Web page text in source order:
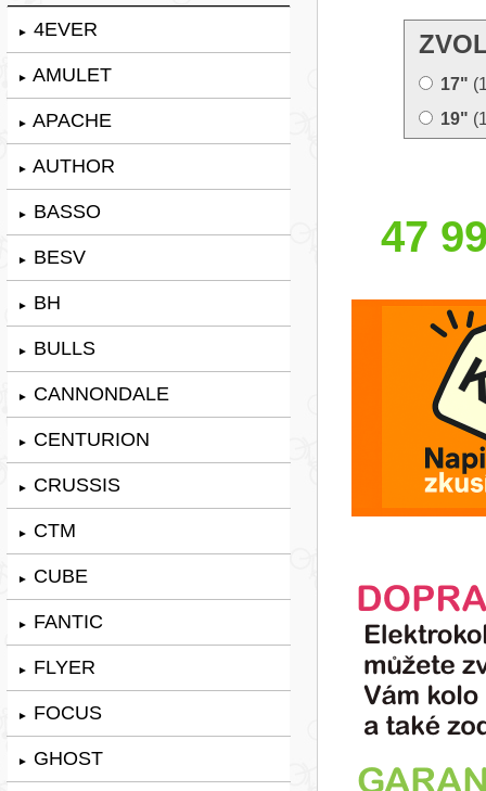
► 4EVER
► AMULET
► APACHE
► AUTHOR
► BASSO
► BESV
► BH
► BULLS
► CANNONDALE
► CENTURION
► CRUSSIS
► CTM
► CUBE
► FANTIC
► FLYER
► FOCUS
► GHOST
17"
19"
47